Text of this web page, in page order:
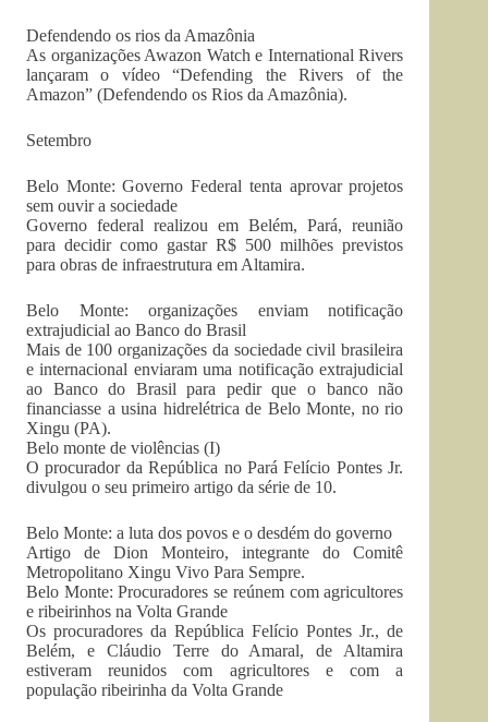
Defendendo os rios da Amazônia
As organizações Awazon Watch e International Rivers
lançaram o vídeo “Defending the Rivers of the
Amazon” (Defendendo os Rios da Amazônia).
Setembro
Belo Monte: Governo Federal tenta aprovar projetos
sem ouvir a sociedade
Governo federal realizou em Belém, Pará, reunião
para decidir como gastar R$ 500 milhões previstos
para obras de infraestrutura em Altamira.
Belo Monte: organizações enviam notificação
extrajudicial ao Banco do Brasil
Mais de 100 organizações da sociedade civil brasileira
e internacional enviaram uma notificação extrajudicial
ao Banco do Brasil para pedir que o banco não
financiasse a usina hidrelétrica de Belo Monte, no rio
Xingu (PA).
Belo monte de violências (I)
O procurador da República no Pará Felício Pontes Jr.
divulgou o seu primeiro artigo da série de 10.
Belo Monte: a luta dos povos e o desdém do governo
Artigo de Dion Monteiro, integrante do Comitê
Metropolitano Xingu Vivo Para Sempre.
Belo Monte: Procuradores se reúnem com agricultores
e ribeirinhos na Volta Grande
Os procuradores da República Felício Pontes Jr., de
Belém, e Cláudio Terre do Amaral, de Altamira
estiveram reunidos com agricultores e com a
população ribeirinha da Volta Grande